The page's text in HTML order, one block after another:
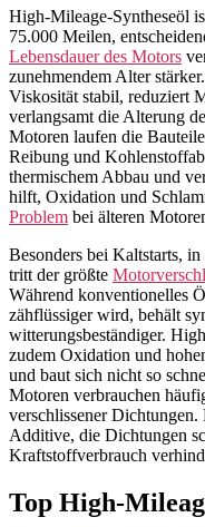
High-Mileage-Syntheseöl
75.000 Meilen,
Lebensdauer des Motors
zunehmendem Alter
Viskosität stabil, reduziert
verlangsamt die Alterung
Motoren laufen die
Reibung und
thermischem Abbau und
hilft, Oxidation und
Problem bei älteren
Besonders bei Kaltstarts,
tritt der größte
Während konventionelles
zähflüssiger wird, behält
witterungsbeständiger.
zudem Oxidation und
und baut sich nicht so
Motoren verbrauchen
verschlissener
Additive, die Dichtungen
Kraftstoffverbrauch
Top High-